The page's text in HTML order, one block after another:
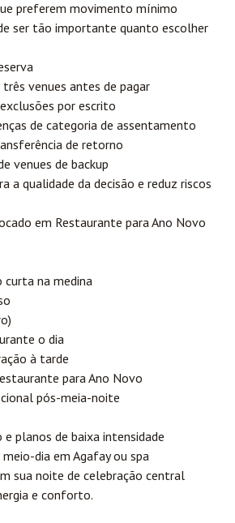
preferem movimento mínimo
ser tão importante quanto escolher
venues antes de pagar
por escrito
de categoria de assentamento
de retorno
venues de backup
a qualidade da decisão e reduz riscos
em Restaurante para Ano Novo
curta na medina
o dia
à tarde
para Ano Novo
pós-meia-noite
planos de baixa intensidade
dia em Agafay ou spa
sua noite de celebração central
e conforto.